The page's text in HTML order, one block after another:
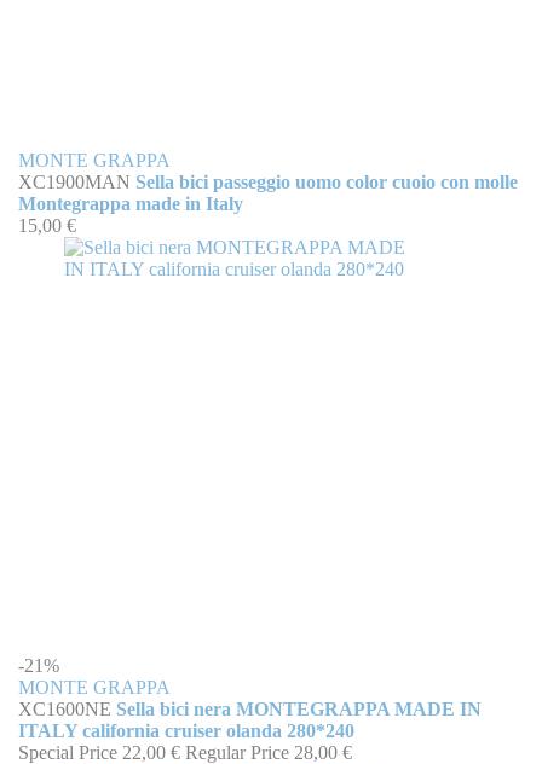
MONTE GRAPPA
XC1900MAN Sella bici passeggio uomo color cuoio con molle
Montegrappa made in Italy
15,00 €
-21%
MONTE GRAPPA
XC1600NE Sella bici nera MONTEGRAPPA MADE IN
ITALY california cruiser olanda 280*240
Special Price 22,00 € Regular Price 28,00 €